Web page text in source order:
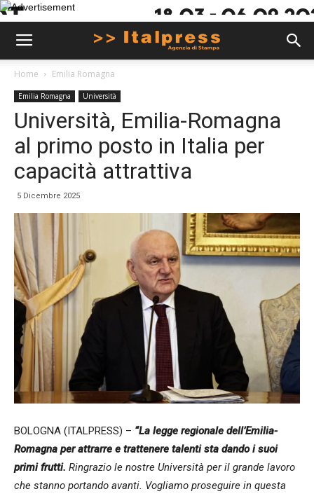
Home Emilia Romagna
Emilia Romagna Università
Università, Emilia-Romagna
al primo posto in Italia per
capacità attrattiva
5 Dicembre 2025
BOLOGNA (ITALPRESS) – “La legge regionale dell’Emilia-
Romagna per attrarre e trattenere talenti sta dando i suoi
primi frutti. Ringrazio le nostre Università per il grande lavoro
che stanno portando avanti. Vogliamo proseguire in questa